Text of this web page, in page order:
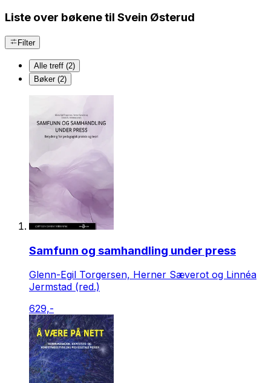
Liste over bøkene til Svein Østerud
Filter
Alle treff (2)
Bøker (2)
Samfunn og samhandling under press
Glenn-Egil Torgersen, Herner Sæverot og Linnéa
Jermstad (red.)
629,-